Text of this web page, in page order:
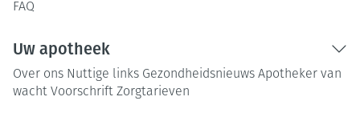
FAQ
Uw apotheek
Over ons Nuttige links Gezondheidsnieuws Apotheker van
wacht Voorschrift Zorgtarieven